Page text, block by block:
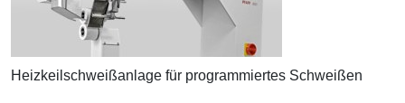
Heizkeilschweißanlage für programmiertes Schweißen